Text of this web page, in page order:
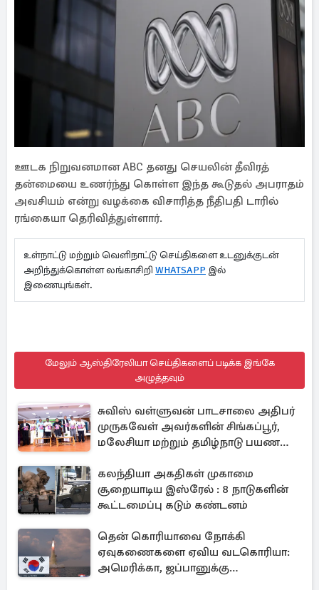
ஊடக நிறுவனமான ABC தனது செயலின் தீவிரத்
தன்மையை உணர்ந்து கொள்ள இந்த கூடுதல் அபராதம்
அவசியம் என்று வழக்கை விசாரித்த நீதிபதி டாரில்
ரங்கையா தெரிவித்துள்ளார்.
உள்நாட்டு மற்றும் வெளிநாட்டு செய்திகளை உடனுக்குடன்
அறிந்துக்கொள்ள லங்காசிறி WHATSAPP இல்
இணையுங்கள்.
மேலும் ஆஸ்திரேலியா செய்திகளைப் படிக்க இங்கே
அழுத்தவும்
சுவிஸ் வள்ளுவன் பாடசாலை அதிபர்
முருகவேள் அவர்களின் சிங்கப்பூர்,
மலேசியா மற்றும் தமிழ்நாடு பயண
கலந்தியா அகதிகள் முகாமை
சூறையாடிய இஸ்ரேல் : 8 நாடுகளின்
கூட்டமைப்பு கடும் கண்டனம்
தென் கொரியாவை நோக்கி
ஏவுகணைகளை ஏவிய வடகொரியா:
அமெரிக்கா, ஜப்பானுக்கு